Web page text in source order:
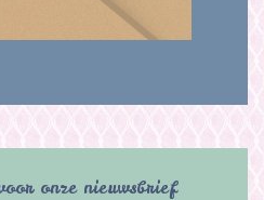
onze nieuwsbrief